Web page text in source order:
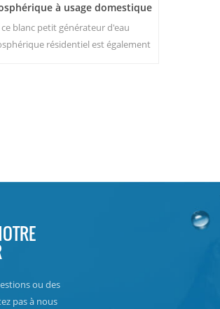
à usage domestique
HR-88C
ce blanc petit générateur d'eau
résidentiel est également
ou des
pas à nous